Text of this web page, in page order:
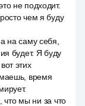
не подходит.
чем я буду
на саму себя,
будет. Я буду
этих
время
что мы ни за что